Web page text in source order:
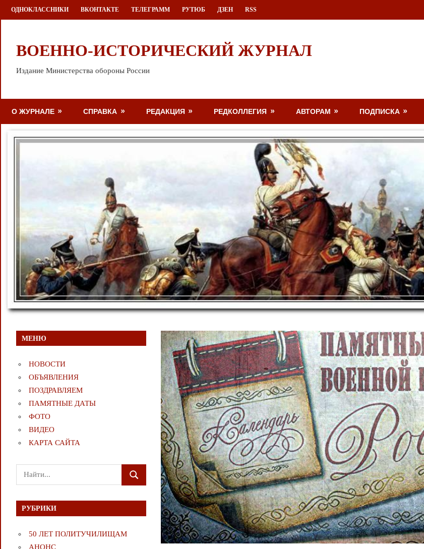
Перейти
к
ОДНОКЛАССНИКИ ВКОНТАКТЕ ТЕЛЕГРАММ РУТЮБ ДЗЕН RSS
ВОЕННО-ИСТОРИЧЕСКИЙ ЖУРНАЛ
Издание Министерства обороны России
О ЖУРНАЛЕ СПРАВКА РЕДАКЦИЯ РЕДКОЛЛЕГИЯ АВТОРАМ ПОДПИСКА
МЕНЮ
НОВОСТИ
ОБЪЯВЛЕНИЯ
ПОЗДРАВЛЯЕМ
ПАМЯТНЫЕ ДАТЫ
ФОТО
ВИДЕО
КАРТА САЙТА
Поиск
для:
ПОИСК
РУБРИКИ
50 ЛЕТ ПОЛИТУЧИЛИЩАМ
АНОНС